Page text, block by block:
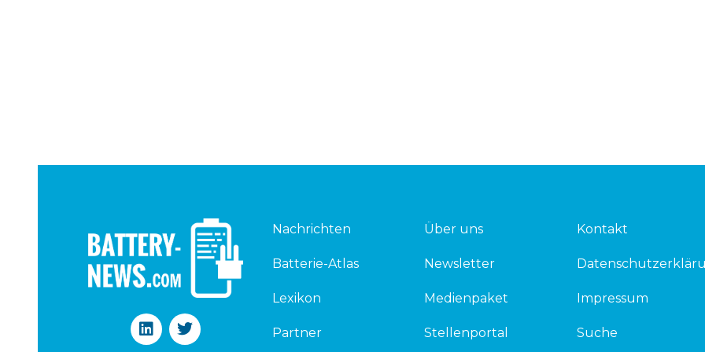
L
i
T
w
Nachrichten
Batterie-Atlas
Lexikon
Partner
Über uns
Newsletter
Medienpaket
Stellenportal
Kontakt
Impressum
Suche